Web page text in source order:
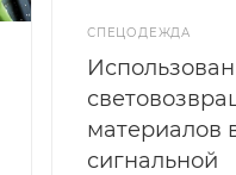
СПЕЦОДЕЖДА
материалов
сигнальной